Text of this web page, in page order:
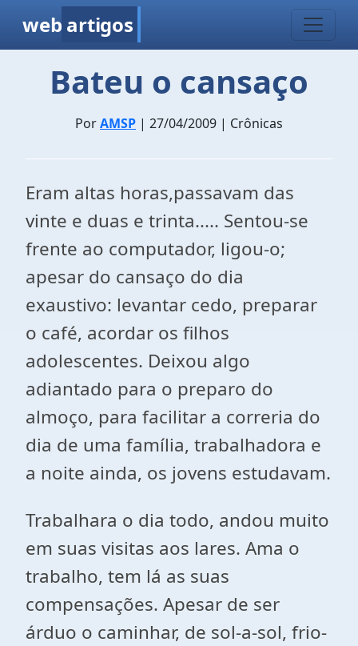
web artigos
Bateu o cansaço
PorAMSP | 27/04/2009 | Crônicas
Eram altas horas,passavam das
vinte e duas e trinta..... Sentou-se
frente ao computador, ligou-o;
apesar do cansaço do dia
exaustivo: levantar cedo, preparar
o café, acordar os filhos
adolescentes. Deixou algo
adiantado para o preparo do
almoço, para facilitar a correria do
dia de uma família, trabalhadora e
a noite ainda, os jovens estudavam.
Trabalhara o dia todo, andou muito
em suas visitas aos lares. Ama o
trabalho, tem lá as suas
compensações. Apesar de ser
árduo o caminhar, de sol-a-sol, frio-